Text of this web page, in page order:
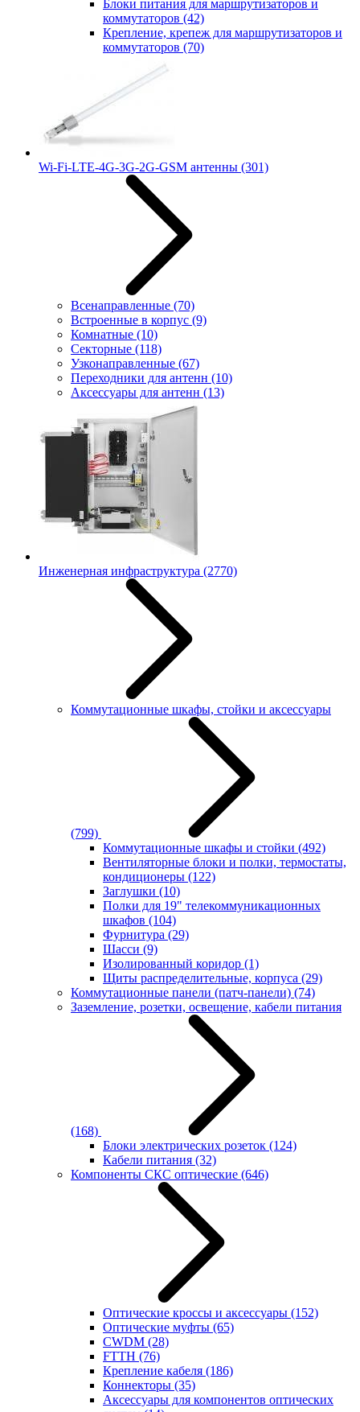
Блоки питания для маршрутизаторов и
коммутаторов (42)
Крепление, крепеж для маршрутизаторов и
коммутаторов (70)
Wi-Fi-LTE-4G-3G-2G-GSM антенны (301)
Всенаправленные (70)
Встроенные в корпус (9)
Комнатные (10)
Секторные (118)
Узконаправленные (67)
Переходники для антенн (10)
Аксессуары для антенн (13)
Инженерная инфраструктура (2770)
Коммутационные шкафы, стойки и аксессуары
(799)
Коммутационные шкафы и стойки (492)
Вентиляторные блоки и полки, термостаты,
кондиционеры (122)
Заглушки (10)
Полки для 19" телекоммуникационных
шкафов (104)
Фурнитура (29)
Шасси (9)
Изолированный коридор (1)
Щиты распределительные, корпуса (29)
Коммутационные панели (патч-панели) (74)
Заземление, розетки, освещение, кабели питания
(168)
Блоки электрических розеток (124)
Кабели питания (32)
Компоненты СКС оптические (646)
Оптические кроссы и аксессуары (152)
Оптические муфты (65)
CWDM (28)
FTTH (76)
Крепление кабеля (186)
Коннекторы (35)
Аксессуары для компонентов оптических